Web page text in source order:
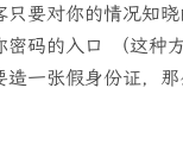
要对你的情况知
码的入口 （这种
一张假身份证，